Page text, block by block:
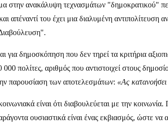
στην ανακάλυψη τεχνασμάτων "δημοκρατικού"
του έχει μια διαλυμένη αντιπολίτευση
για δημοσκόπηση που δεν τηρεί τα κριτήρια
πολίτες, αριθμός που αντιστοιχεί στους
παρουσίαση των αποτελεσμάτων: «Ας κατανοήσει
είναι ότι διαβουλεύεται με την
ουσιαστικά είναι ένας εκβιασμός, ώστε